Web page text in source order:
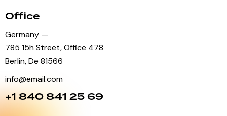
Office
Germany —
785 15h Street, Office 478
Berlin, De 81566
info@email.com
+1 840 841 25 69